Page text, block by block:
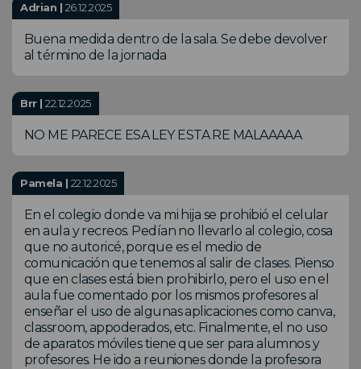
Adrian | 26.12.2025
Buena medida dentro de la sala. Se debe devolver
al término de la jornada
Brr |22.12.2025
NO ME PARECE ESA LEY ESTA RE MALAAAAA
Pamela | 22.12.2025
En el colegio donde va mi hija se prohibió el celular
en aula y recreos. Pedían no llevarlo al colegio, cosa
que no autoricé, porque es el medio de
comunicación que tenemos al salir de clases. Pienso
que en clases está bien prohibirlo, pero el uso en el
aula fue comentado por los mismos profesores al
enseñar el uso de algunas aplicaciones como canva,
classroom, appoderados, etc. Finalmente, el no uso
de aparatos móviles tiene que ser para alumnos y
profesores. He ido a reuniones donde la profesora